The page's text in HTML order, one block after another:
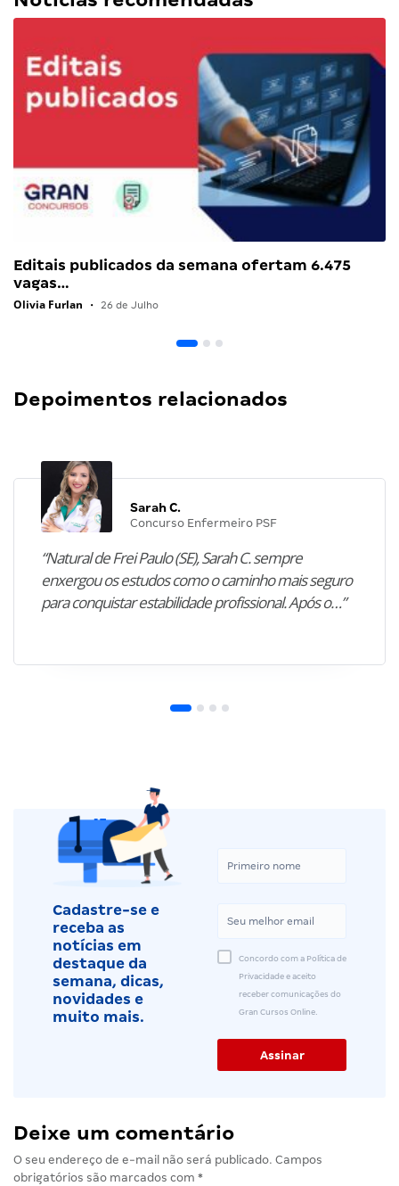
Editais publicados da semana ofertam 6.475
vagas…
Olivia Furlan • 26 de Julho
Depoimentos relacionados
Sarah C.
Concurso Enfermeiro PSF
“Natural de Frei Paulo (SE), Sarah C. sempre
enxergou os estudos como o caminho mais seguro
para conquistar estabilidade profissional. Após o…”
Cadastre-se e
receba as
notícias em
destaque da
semana, dicas,
novidades e
muito mais.
Concordo com a Política de
Privacidade e aceito
receber comunicações do
Gran Cursos Online.
Deixe um comentário
O seu endereço de e-mail não será publicado. Campos
obrigatórios são marcados com *